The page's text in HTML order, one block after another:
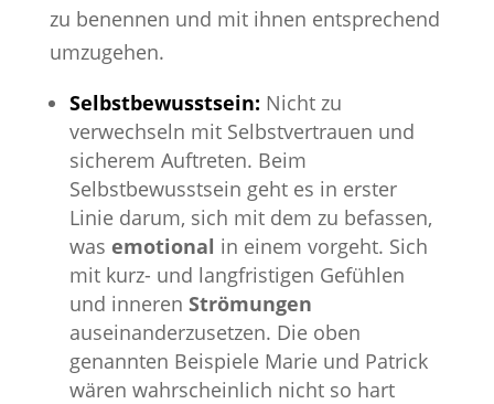
zu benennen und mit ihnen entsprechend
umzugehen.
Selbstbewusstsein: Nicht zu
verwechseln mit Selbstvertrauen und
sicherem Auftreten. Beim
Selbstbewusstsein geht es in erster
Linie darum, sich mit dem zu befassen,
was emotional in einem vorgeht. Sich
mit kurz- und langfristigen Gefühlen
und inneren Strömungen
auseinanderzusetzen. Die oben
genannten Beispiele Marie und Patrick
wären wahrscheinlich nicht so hart